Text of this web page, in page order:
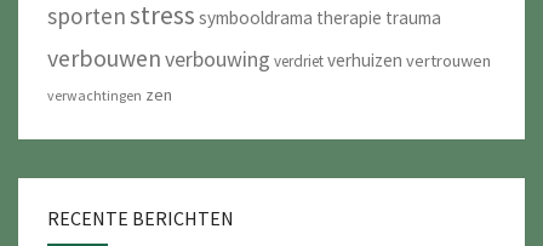
sportenstress symbooldrama therapie trauma
verbouwenverbouwing verdrietverhuizen vertrouwen
verwachtingen zen
RECENTE BERICHTEN